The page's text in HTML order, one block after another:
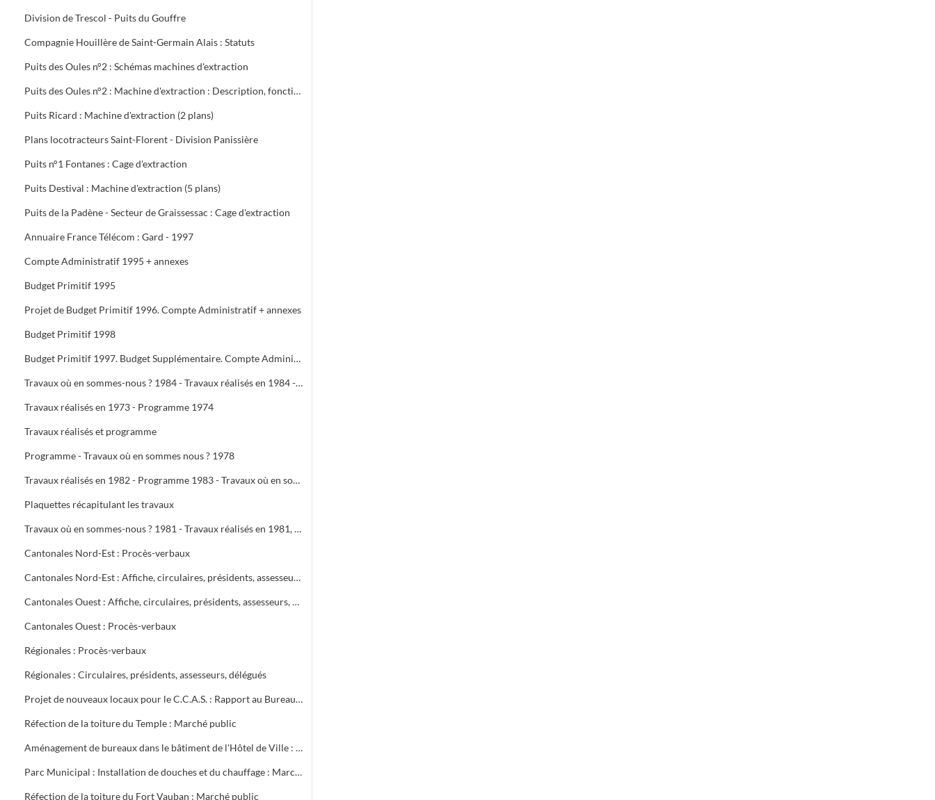
Division de Trescol - Puits du Gouffre
Compagnie Houillère de Saint-Germain Alais : Statuts
Puits des Oules n°2 : Schémas machines d'extraction
Puits des Oules n°2 : Machine d'extraction : Description, fonctionnement, conduite et entretien : 3 documents
Puits Ricard : Machine d'extraction (2 plans)
Plans locotracteurs Saint-Florent - Division Panissière
Puits n°1 Fontanes : Cage d'extraction
Puits Destival : Machine d'extraction (5 plans)
Puits de la Padène - Secteur de Graissessac : Cage d'extraction
Annuaire France Télécom : Gard - 1997
Compte Administratif 1995 + annexes
Budget Primitif 1995
Projet de Budget Primitif 1996. Compte Administratif + annexes
Budget Primitif 1998
Budget Primitif 1997. Budget Supplémentaire. Compte Administratif + annexes
Travaux où en sommes-nous ? 1984 - Travaux réalisés en 1984 - Programme 1985 - Travaux 1987
Travaux réalisés en 1973 - Programme 1974
Travaux réalisés et programme
Programme - Travaux où en sommes nous ? 1978
Travaux réalisés en 1982 - Programme 1983 - Travaux où en sommes-nous ? 1983 - Travaux réalisés en 1983 - Programme 1984
Plaquettes récapitulant les travaux
Travaux où en sommes-nous ? 1981 - Travaux réalisés en 1981, programme 1982 - Travaux où en sommes-nous ? 1982
Cantonales Nord-Est : Procès-verbaux
Cantonales Nord-Est : Affiche, circulaires, présidents, assesseurs, délégués
Cantonales Ouest : Affiche, circulaires, présidents, assesseurs, délégués
Cantonales Ouest : Procès-verbaux
Régionales : Procès-verbaux
Régionales : Circulaires, présidents, assesseurs, délégués
Projet de nouveaux locaux pour le C.C.A.S. : Rapport au Bureau Municipal
Réfection de la toiture du Temple : Marché public
Aménagement de bureaux dans le bâtiment de l'Hôtel de Ville : Marché public
Parc Municipal : Installation de douches et du chauffage : Marché public
Réfection de la toiture du Fort Vauban : Marché public